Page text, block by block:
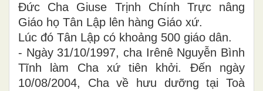
Đức Cha Giuse Trịnh Chính Trực nâng
Giáo họ Tân Lập lên hàng Giáo xứ.
Lúc đó Tân Lập có khoảng 500 giáo dân.
- Ngày 31/10/1997, cha Irênê Nguyễn Bình
Tĩnh làm Cha xứ tiên khởi. Đến ngày
10/08/2004, Cha về hưu dưỡng tại Toà